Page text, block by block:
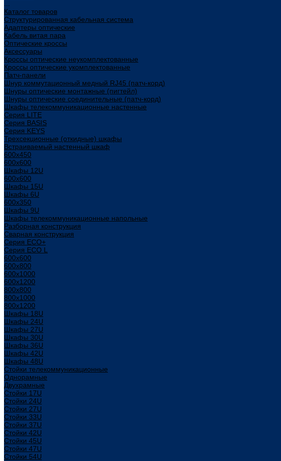
Каталог товаров
Структурированная кабельная система
Адаптеры оптические
Кабель витая пара
Оптические кроссы
Аксессуары
Кроссы оптические неукомплектованные
Кроссы оптические укомплектованные
Патч-панели
Шнур коммутационный медный RJ45 (патч-корд)
Шнуры оптические монтажные (пигтейл)
Шнуры оптические соединительные (патч-корд)
Шкафы телекоммуникационные настенные
Cерия LITE
Cерия BASIS
Cерия KEYS
Трехсекционные (откидные) шкафы
Встраиваемый настенный шкаф
600x450
600x600
Шкафы 12U
600x600
Шкафы 15U
Шкафы 6U
600x350
Шкафы 9U
Шкафы телекоммуникационные напольные
Разборная конструкция
Сварная конструкция
Серия ECO+
Серия ECO L
600x600
600x800
600х1000
600х1200
800x800
800х1000
800х1200
Шкафы 18U
Шкафы 24U
Шкафы 27U
Шкафы 30U
Шкафы 36U
Шкафы 42U
Шкафы 48U
Стойки телекоммуникационные
Однорамные
Двухрамные
Стойки 17U
Стойки 24U
Стойки 27U
Стойки 33U
Стойки 37U
Стойки 42U
Стойки 45U
Стойки 47U
Стойки 54U